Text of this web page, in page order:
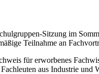
Sitzung im
Teilnahme an
für erworbenes
aus Industrie